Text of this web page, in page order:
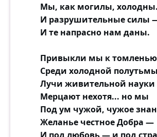
Мы, как могилы,
И разрушительные силы
И те напрасно нам даны.
Привыкли мы к томленью
Среди холодной полутьмы
Лучи живительной науки
Мерцают нехотя... но мы
Под ум чужой, чужое
Желанье честное Добра —